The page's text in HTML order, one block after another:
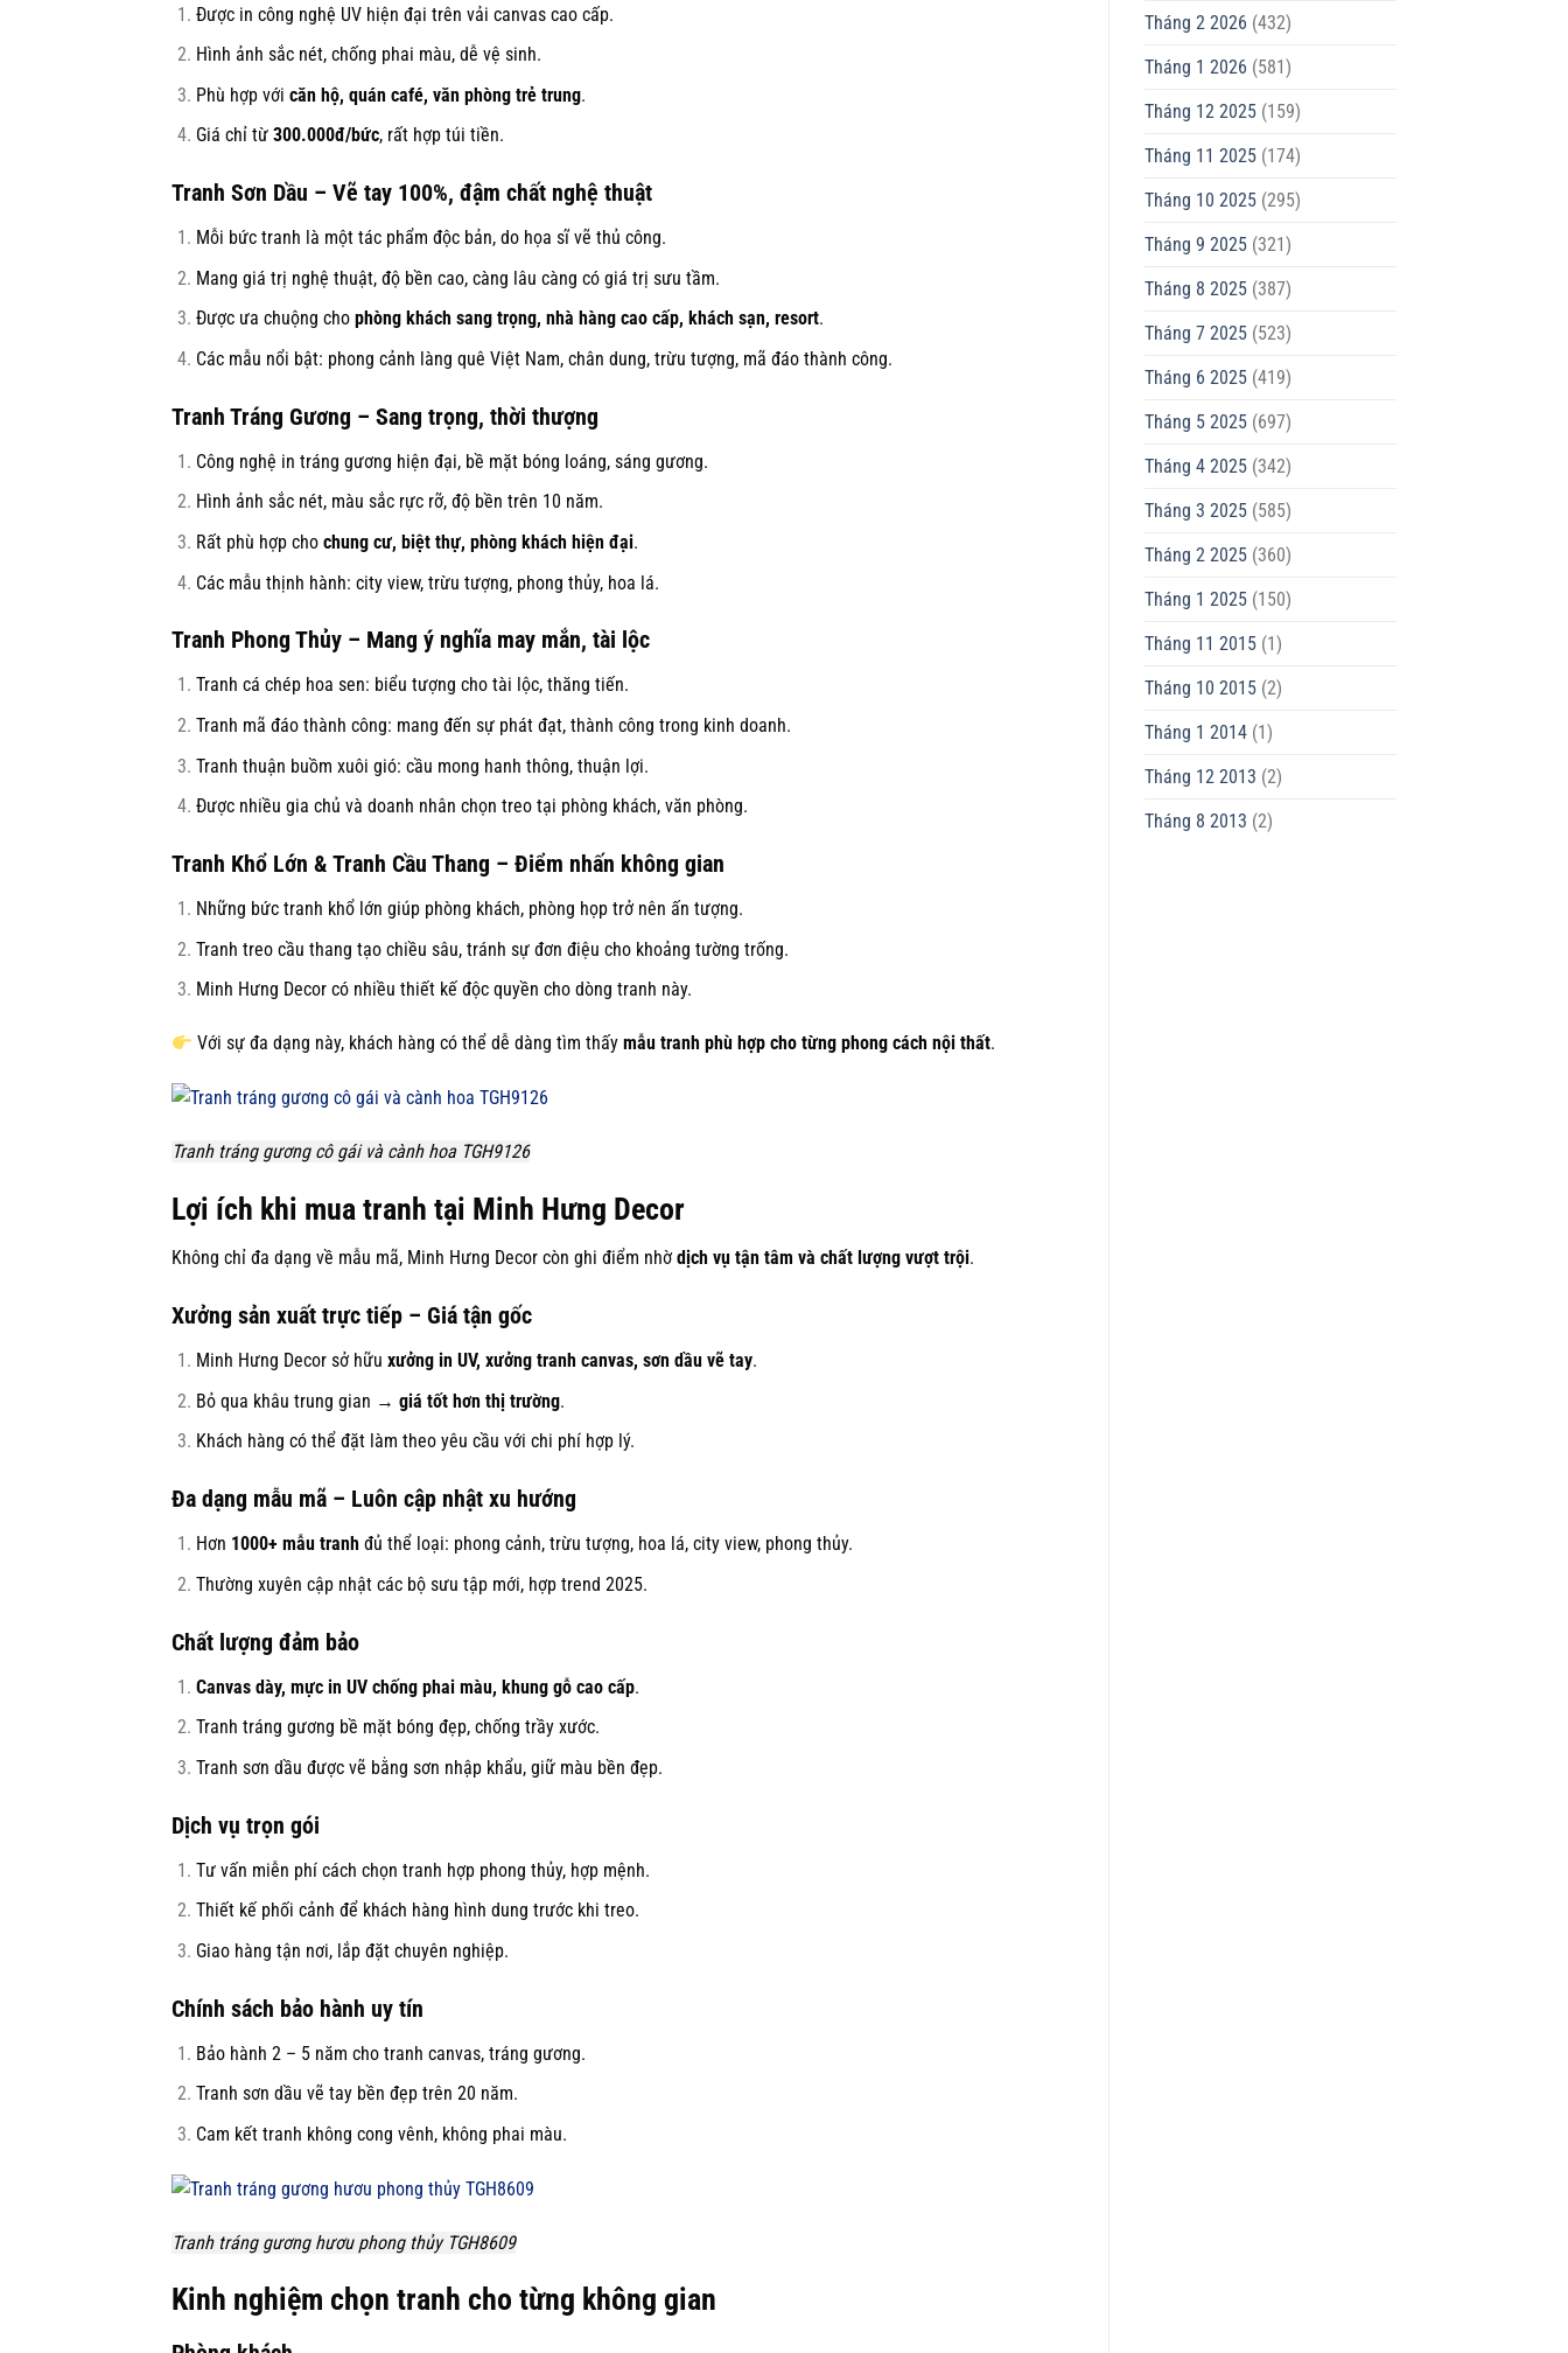
Được in công nghệ UV hiện đại trên vải canvas cao cấp.
Hình ảnh sắc nét, chống phai màu, dễ vệ sinh.
Phù hợp với căn hộ, quán café, văn phòng trẻ trung.
Giá chỉ từ 300.000đ/bức, rất hợp túi tiền.
Tranh Sơn Dầu – Vẽ tay 100%, đậm chất nghệ thuật
Mỗi bức tranh là một tác phẩm độc bản, do họa sĩ vẽ thủ công.
Mang giá trị nghệ thuật, độ bền cao, càng lâu càng có giá trị sưu tầm.
Được ưa chuộng cho phòng khách sang trọng, nhà hàng cao cấp, khách sạn, resort.
Các mẫu nổi bật: phong cảnh làng quê Việt Nam, chân dung, trừu tượng, mã đáo thành công.
Tranh Tráng Gương – Sang trọng, thời thượng
Công nghệ in tráng gương hiện đại, bề mặt bóng loáng, sáng gương.
Hình ảnh sắc nét, màu sắc rực rỡ, độ bền trên 10 năm.
Rất phù hợp cho chung cư, biệt thự, phòng khách hiện đại.
Các mẫu thịnh hành: city view, trừu tượng, phong thủy, hoa lá.
Tranh Phong Thủy – Mang ý nghĩa may mắn, tài lộc
Tranh cá chép hoa sen: biểu tượng cho tài lộc, thăng tiến.
Tranh mã đáo thành công: mang đến sự phát đạt, thành công trong kinh doanh.
Tranh thuận buồm xuôi gió: cầu mong hanh thông, thuận lợi.
Được nhiều gia chủ và doanh nhân chọn treo tại phòng khách, văn phòng.
Tranh Khổ Lớn & Tranh Cầu Thang – Điểm nhấn không gian
Những bức tranh khổ lớn giúp phòng khách, phòng họp trở nên ấn tượng.
Tranh treo cầu thang tạo chiều sâu, tránh sự đơn điệu cho khoảng tường trống.
Minh Hưng Decor có nhiều thiết kế độc quyền cho dòng tranh này.
Với sự đa dạng này, khách hàng có thể dễ dàng tìm thấymẫu tranh phù hợp cho từng phong cách nội thất.
Tranh tráng gương cô gái và cành hoa TGH9126
Lợi ích khi mua tranh tại Minh Hưng Decor
Không chỉ đa dạng về mẫu mã, Minh Hưng Decor còn ghi điểm nhờdịch vụ tận tâm và chất lượng vượt trội.
Xưởng sản xuất trực tiếp – Giá tận gốc
Minh Hưng Decor sở hữu xưởng in UV, xưởng tranh canvas, sơn dầu vẽ tay.
Bỏ qua khâu trung gian → giá tốt hơn thị trường.
Khách hàng có thể đặt làm theo yêu cầu với chi phí hợp lý.
Đa dạng mẫu mã – Luôn cập nhật xu hướng
Hơn 1000+ mẫu tranh đủ thể loại: phong cảnh, trừu tượng, hoa lá, city view, phong thủy.
Thường xuyên cập nhật các bộ sưu tập mới, hợp trend 2025.
Chất lượng đảm bảo
Canvas dày, mực in UV chống phai màu, khung gỗ cao cấp.
Tranh tráng gương bề mặt bóng đẹp, chống trầy xước.
Tranh sơn dầu được vẽ bằng sơn nhập khẩu, giữ màu bền đẹp.
Dịch vụ trọn gói
Tư vấn miễn phí cách chọn tranh hợp phong thủy, hợp mệnh.
Thiết kế phối cảnh để khách hàng hình dung trước khi treo.
Giao hàng tận nơi, lắp đặt chuyên nghiệp.
Chính sách bảo hành uy tín
Bảo hành 2 – 5 năm cho tranh canvas, tráng gương.
Tranh sơn dầu vẽ tay bền đẹp trên 20 năm.
Cam kết tranh không cong vênh, không phai màu.
Tranh tráng gương hươu phong thủy TGH8609
Kinh nghiệm chọn tranh cho từng không gian
Tháng 2 2026 (432)
Tháng 1 2026 (581)
Tháng 12 2025(159)
Tháng 11 2025(174)
Tháng 10 2025(295)
Tháng 9 2025(321)
Tháng 8 2025(387)
Tháng 7 2025(523)
Tháng 6 2025(419)
Tháng 5 2025(697)
Tháng 4 2025(342)
Tháng 3 2025(585)
Tháng 2 2025(360)
Tháng 1 2025(150)
Tháng 11 2015(1)
Tháng 10 2015(2)
Tháng 1 2014(1)
Tháng 12 2013 (2)
Tháng 8 2013 (2)